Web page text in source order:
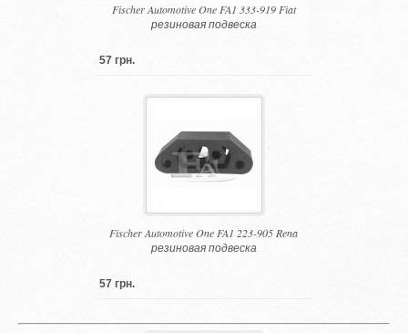
Fischer Automotive One FA1 333-919 Fiat
резиновая подвеска
57 грн.
Fischer Automotive One FA1 223-905 Rena
резиновая подвеска
57 грн.